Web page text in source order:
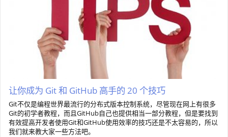
让你成为 Git 和 GitHub 高手的 20 个技巧
Git不仅是编程世界最流行的分布式版本控制系统，尽管现在网上有很多
Git的初学者教程，而且GitHub自己也提供相当一部分教程，但是要找到
有效提高开发者使用Git和GitHub使用效率的技巧还是不太容易的，所以
我们就来教大家一些方法吧。